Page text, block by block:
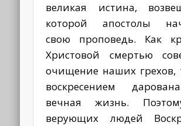
великая истина,
которой апостолы
свою проповедь. Как
Христовой смертью
очищение наших грехов,
воскресением
вечная жизнь.
верующих людей